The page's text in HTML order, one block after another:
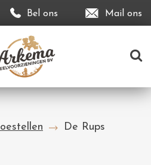
Bel ons Mail ons
De Rups